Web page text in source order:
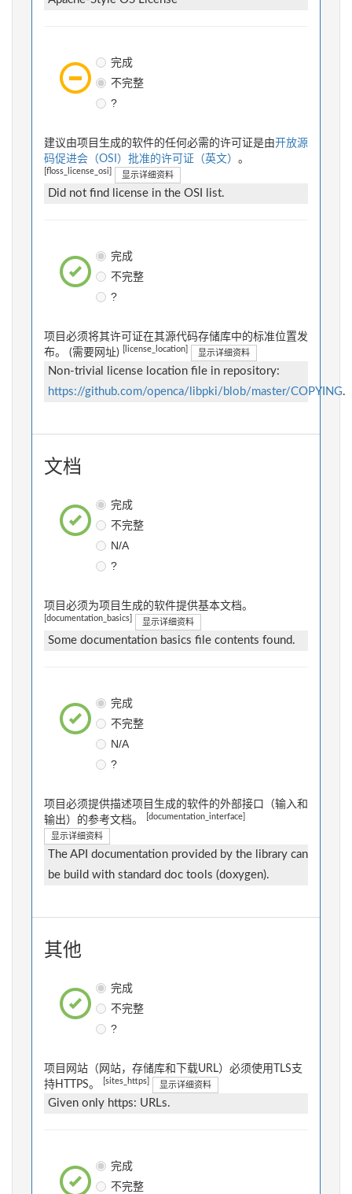
完成
不完整
?
建议由项目生成的软件的任何必需的许可证是由开放源
码促进会（OSI）批准的许可证（英文） 。
[floss_license_osi] 显示详细资料
Did not find license in the OSI list.
完成
不完整
?
项目必须将其许可证在其源代码存储库中的标准位置发
布。 (需要网址)
[license_location] 显示详细资料
Non-trivial license location file in repository:
https://github.com/openca/libpki/blob/master/COPYING.
文档
完成
不完整
N/A
?
项目必须为项目生成的软件提供基本文档。
[documentation_basics] 显示详细资料
Some documentation basics file contents found.
完成
不完整
N/A
?
项目必须提供描述项目生成的软件的外部接口（输入和
输出）的参考文档。
[documentation_interface]
显示详细资料
The API documentation provided by the library can
be build with standard doc tools (doxygen).
其他
完成
不完整
?
项目网站（网站，存储库和下载URL）必须使用TLS支
持HTTPS。
[sites_https] 显示详细资料
Given only https: URLs.
完成
不完整